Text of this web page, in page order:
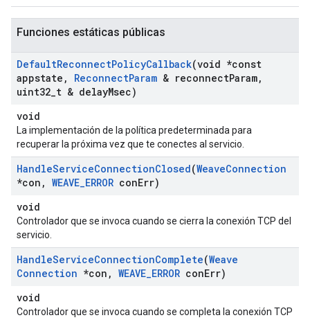
Funciones estáticas públicas
DefaultReconnectPolicyCallback(void *const
appstate , ReconnectParam & reconnectParam,
uint32 t & delayMsec)
void
La implementación de la política predeterminada para
recuperar la próxima vez que te conectes al servicio.
HandleServiceConnectionClosed(WeaveConnection
*con , WEAVE_ERROR conErr)
void
Controlador que se invoca cuando se cierra la conexión TCP del
servicio.
HandleServiceConnectionComplete(Weave
Connection *con , WEAVE_ERROR conErr)
void
Controlador que se invoca cuando se completa la conexión TCP